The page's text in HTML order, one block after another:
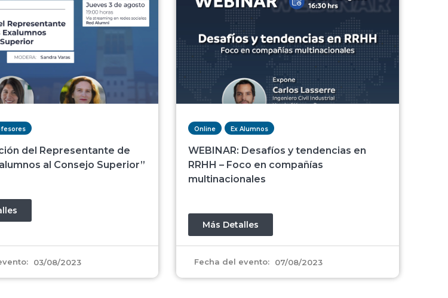
del Representante de
al Consejo Superior”
03/08/2023
Online Ex Alumnos
WEBINAR: Desafíos y tendencias en
RRHH – Foco en compañías
multinacionales
Más Detalles
Fecha del evento: 07/08/2023